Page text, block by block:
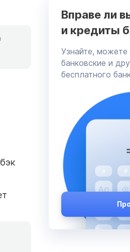
Вправе ли
и кредиты
Узнайте, можете
банковские и
бесплатного